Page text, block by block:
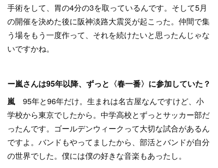
手術をして、胃の4分の3を取っているんです。そして5月
の開催を決めた後に阪神淡路大震災が起こった。仲間で集
う場をもう一度作って、それを続けたいと思ったんじゃな
いですかね。
ー嵐さんは95年以降、ずっと〈春一番〉に参加していた？
嵐 95年と96年だけ。生まれは名古屋なんですけど、小
学校から東京でしたから。中学高校とずっとサッカー部だ
ったんです。ゴールデンウィークって大切な試合があるん
ですよ。バンドもやってましたから、部活とバンドが自分
の世界でした。僕には僕の好きな音楽もあったし。